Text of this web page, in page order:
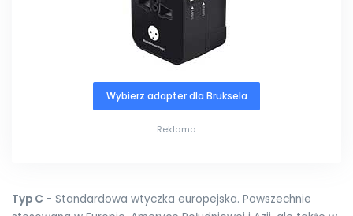
Wybierz adapter dla Bruksela
Reklama
Typ C - Standardowa wtyczka europejska. Powszechnie